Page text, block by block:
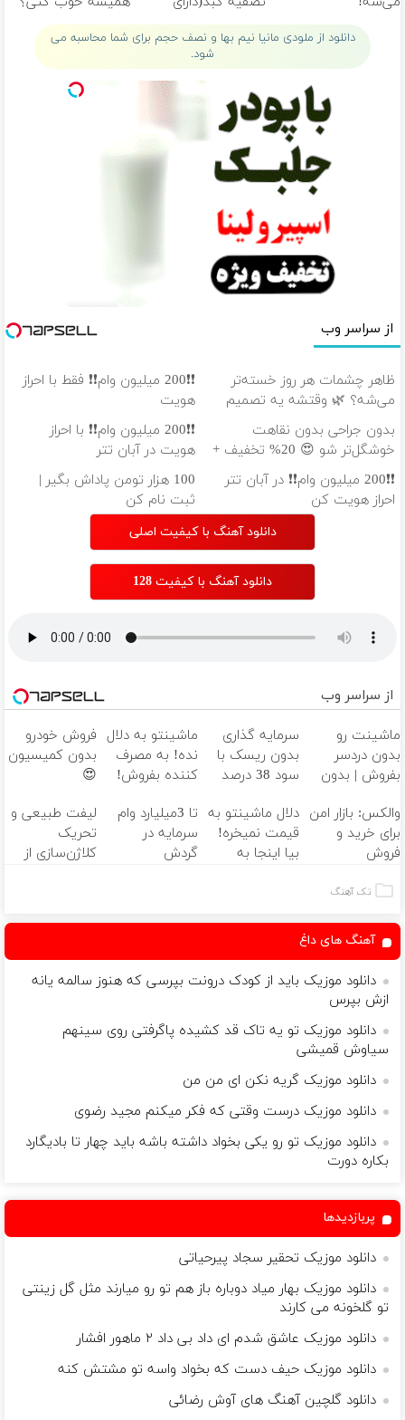
سیب سلامت)
(◂پرسش‌نامه رو پر
کن)
دانلود از ملودی مانیا نیم بها و نصف حجم برای شما محاسبه می
شود.
از سراسر وب
ظاهر چشمات هر روز خسته‌تر
می‌شه؟ 🌿 وقتشه یه تصمیم
کوچیک بگیری
❗❗200 میلیون وام❗❗ فقط با احراز
هویت
بدون جراحی بدون نقاهت
خوشگل‌تر شو 😍 20% تخفیف +
اقساط 12 ماهه
❗❗200 میلیون وام❗❗ با احراز
هویت در آبان تتر
❗❗200 میلیون وام❗❗ در آبان تتر
احراز هویت کن
100 هزار تومن پاداش بگیر |
ثبت نام کن
دانلود آهنگ با کیفیت اصلی
دانلود آهنگ با کیفیت 128
از سراسر وب
ماشینت رو
بدون دردسر
بفروش | بدون
سرمایه گذاری
بدون ریسک با
سود 38 درصد
ماشینتو به دلال
نده! به مصرف
کننده بفروش!
یک تماس
فروش خودرو
بدون کمیسیون
😍
والکس: بازار امن
برای خرید و
فروش
دیجیتال
دلال ماشینتو به
قیمت نمیخره!
بیا اینجا به
تا 3میلیارد وام
سرمایه در
گردش
لیفت طبیعی و
تحریک
کلاژن‌سازی از
تک آهنگ
آهنگ های داغ
دانلود موزیک باید از کودک درونت بپرسی که هنوز سالمه یانه
ازش بپرس
دانلود موزیک تو یه تاک قد کشیده پاگرفتی روی سینهم
سیاوش قمیشی
دانلود موزیک گریه نکن ای من من
دانلود موزیک درست وقتی که فکر میکنم مجید رضوی
دانلود موزیک تو رو یکی بخواد داشته باشه باید چهار تا بادیگارد
بکاره دورت
پربازدیدها
دانلود موزیک تحقیر سجاد پیرحیاتی
دانلود موزیک بهار میاد دوباره باز هم تو رو میارند مثل گل زینتی
تو گلخونه می کارند
دانلود موزیک عاشق شدم ای داد بی داد ٢ ماهور افشار
دانلود موزیک حیف دست که بخواد واسه تو مشتش کنه
دانلود گلچین آهنگ های آوش رضائی